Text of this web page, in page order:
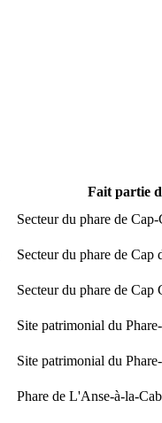
Fait partie
Secteur du phare de Cap-
Secteur du phare de Cap
Secteur du phare de Cap
Site patrimonial du
Site patrimonial du
Phare de L'Anse-à-la-